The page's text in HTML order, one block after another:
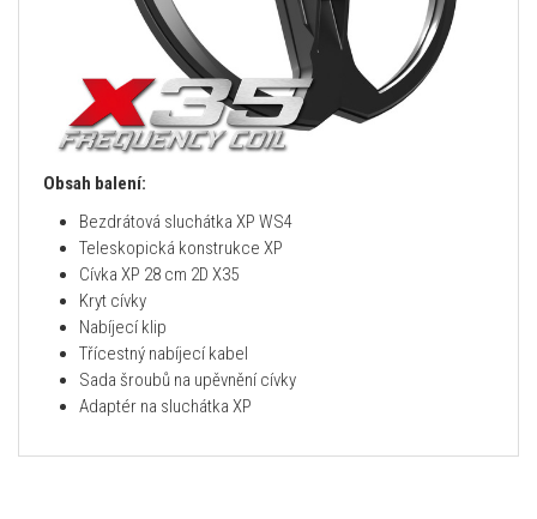
Obsah balení:
Bezdrátová sluchátka XP WS4
Teleskopická konstrukce XP
Cívka XP 28 cm 2D X35
Kryt cívky
Nabíjecí klip
Třícestný nabíjecí kabel
Sada šroubů na upěvnění cívky
Adaptér na sluchátka XP